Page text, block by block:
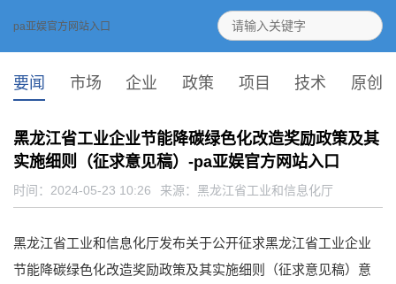
pa亚娱官方网站入口
要闻 市场 企业 政策 项目 技术 原创
黑龙江省工业企业节能降碳绿色化改造奖励政策及其
实施细则（征求意见稿）-pa亚娱官方网站入口
时间：2024-05-23 10:26 来源： 黑龙江省工业和信息化厅
黑龙江省工业和信息化厅发布关于公开征求黑龙江省工业企业
节能降碳绿色化改造奖励政策及其实施细则（征求意见稿）意